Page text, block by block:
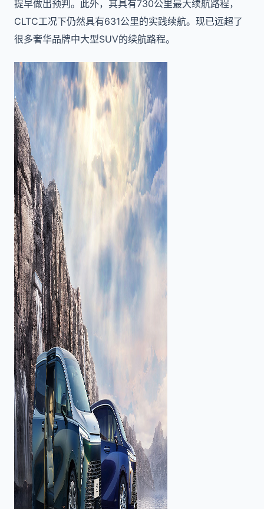
提早做出预判。此外，其具有730公里最大续航路程，
CLTC工况下仍然具有631公里的实践续航。现已远超了
很多奢华品牌中大型SUV的续航路程。